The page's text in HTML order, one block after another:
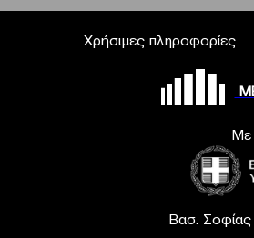
Χρήσιμες πληροφορίες
Με
Βασ. Σοφίας